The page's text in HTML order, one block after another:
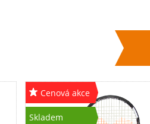
Cenová akce
Skladem